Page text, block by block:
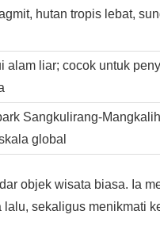
hutan tropis lebat,
alam liar; cocok untuk
Sangkulirang-
global
objek wisata biasa. Ia
sekaligus menikmati